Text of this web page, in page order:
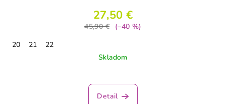
27,50 €
45,90 €
(–40 %)
20
21
22
Skladom
Detail